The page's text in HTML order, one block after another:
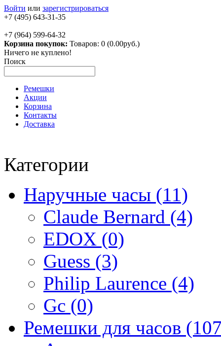
Войти или зарегистрироваться
+7 (495) 643-31-35
+7 (964) 599-64-32
Корзина покупок: Товаров: 0 (0.00руб.)
Ничего не куплено!
Поиск
Ремешки
Акции
Корзина
Контакты
Доставка
Категории
Наручные часы (11)
Claude Bernard (4)
EDOX (0)
Guess (3)
Philip Laurence (4)
Gc (0)
Ремешки для часов